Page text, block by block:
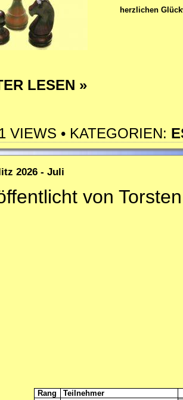
herzlichen
LESEN »
VIEWS • KATEGORIEN:
2026 - Juli
von Torsten
Rang
Teilnehmer